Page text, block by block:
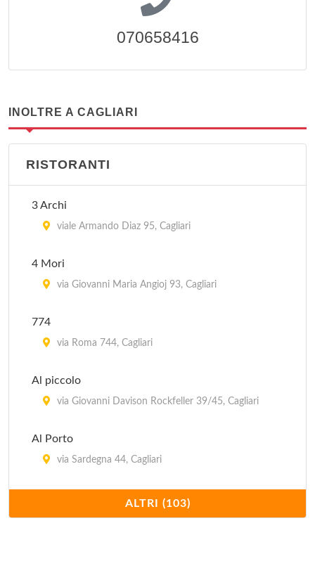
070658416
INOLTRE A CAGLIARI
RISTORANTI
3 Archi
viale Armando Diaz 95, Cagliari
4 Mori
via Giovanni Maria Angioj 93, Cagliari
774
via Roma 744, Cagliari
Al piccolo
via Giovanni Davison Rockfeller 39/45, Cagliari
Al Porto
via Sardegna 44, Cagliari
piazza Di San Giacomo 2, Cagliari
ALTRI (103)